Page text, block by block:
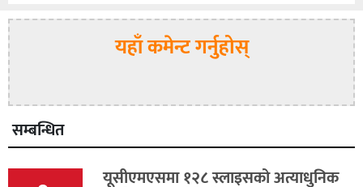
यहाँ कमेन्ट गर्नुहोस्
सम्बन्धित
यूसीएमएसमा १२८ स्लाइसको अत्याधुनिक